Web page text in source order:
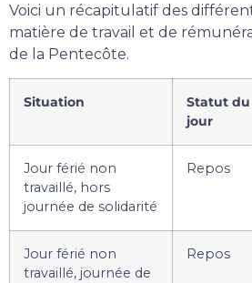
Voici un récapitulatif des
matière de travail et de
de la Pentecôte.
Situation
Statut du
jour
Jour férié non
travaillé, hors
journée de solidarité
Repos
Jour férié non
travaillé, journée de
Repos